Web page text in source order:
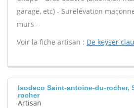
garage, etc) - Surélévation
murs -
Voir la fiche artisan : De keyser
Isodeco Saint-antoine-du-rocher,
rocher
Artisan